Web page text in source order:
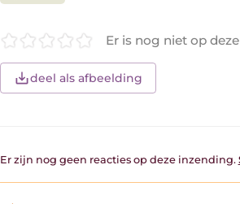
Er is nog niet op
deel als afbeelding
Er zijn nog geen reacties op deze inzending.